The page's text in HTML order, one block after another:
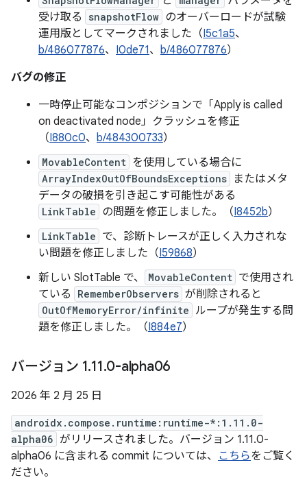
受け取る
snapshotFlow のオーバーロードが試験
運用版としてマークされました（I5c1a5、
b/486077876、 I0de71、 b/486077876）
バグの修正
一時停止可能なコンポジションで「Apply is called
on deactivated node」クラッシュを修正
（I880c0、 b/484300733）
MovableContent を使用している場合に
ArrayIndexOutOfBoundsExceptions
またはメタ
データの破損を引き起こす可能性がある
LinkTable の問題を修正しました。（I8452b）
LinkTable で、診断トレースが正しく入力されな
い問題を修正しました（I59868）
新しい SlotTable で、
MovableContent で使用され
ている
RememberObservers が削除されると
OutOfMemoryError/infinite ループが発生する問
題を修正しました。（I884e7）
バージョン 1.11.0-alpha06
2026 年 2 月 25 日
androidx.compose.runtime:runtime-*:1.11.0-
alpha06 がリリースされました。バージョン 1.11.0-
alpha06 に含まれる commit については、 こちらをご覧く
ださい。